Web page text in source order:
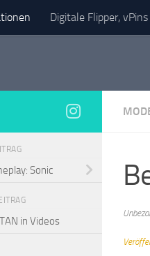
Digitale Flipper,
Sonic
in Videos